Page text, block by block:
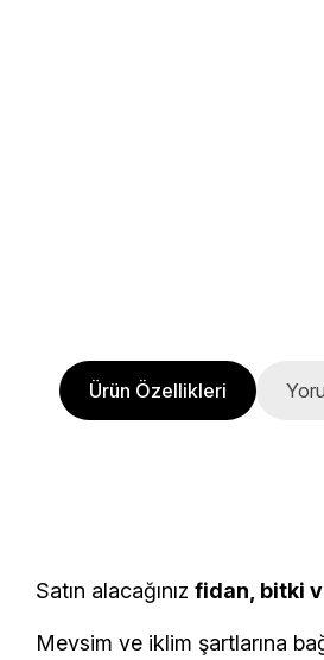
Ürün Özellikleri
Satın alacağınız fidan, bitki
Mevsim ve iklim şartlarına